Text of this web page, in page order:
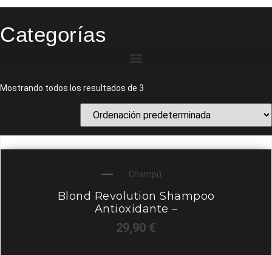
Categorías
Mostrando todos los resultados de 3
Champú
Blond Revolution Shampoo
Antioxidante –
29,90 €